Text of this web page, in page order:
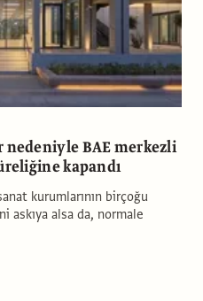
nedeniyle BAE merkezli
kapandı
kurumlarının birçoğu
alsa da, normale